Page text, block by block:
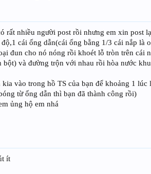
rất nhiều người post rồi nhưng em xin post
độ,1 cái ống dẫn(cái ống bằng 1/3 cái nắp là
đun cho nó nóng rồi khoét lỗ tròn trên cái
bột) và đường trộn với nhau rồi hòa nước
kia vào trong hồ TS của bạn để khoảng 1
từ ống dẫn thì bạn đã thành công rồi)
ủng hộ em nhá
ít